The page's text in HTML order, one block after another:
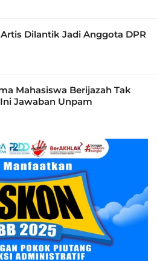
Dilantik Jadi Anggota DPR
Mahasiswa Berijazah Tak
Jawaban Unpam